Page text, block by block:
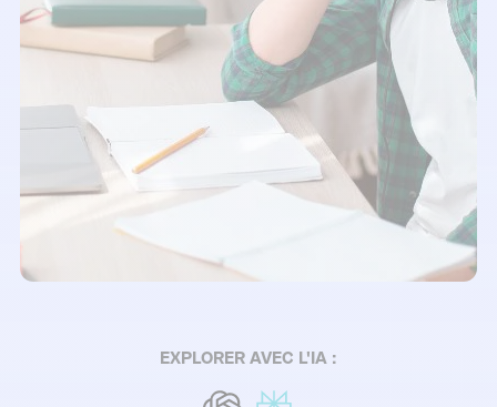
EXPLORER AVEC L'IA :